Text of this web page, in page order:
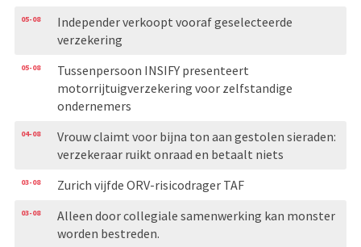
05-08
Independer verkoopt vooraf geselecteerde
verzekering
05-08
Tussenpersoon INSIFY presenteert
motorrijtuigverzekering voor zelfstandige
ondernemers
04-08
Vrouw claimt voor bijna ton aan gestolen sieraden:
verzekeraar ruikt onraad en betaalt niets
03-08 Zurich vijfde ORV-risicodrager TAF
03-08
Alleen door collegiale samenwerking kan monster
worden bestreden.